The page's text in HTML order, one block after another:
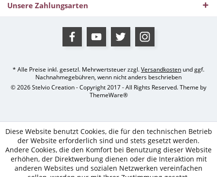
Unsere Zahlungsarten
* Alle Preise inkl. gesetzl. Mehrwertsteuer zzgl.Versandkosten und ggf.
Nachnahmegebühren, wenn nicht anders beschrieben
© 2026 Stelvio Creation - Copyright 2017 - All Rights Reserved. Theme by
ThemeWare®
Diese Website benutzt Cookies, die für den technischen Betrieb
der Website erforderlich sind und stets gesetzt werden.
Andere Cookies, die den Komfort bei Benutzung dieser Website
erhöhen, der Direktwerbung dienen oder die Interaktion mit
anderen Websites und sozialen Netzwerken vereinfachen